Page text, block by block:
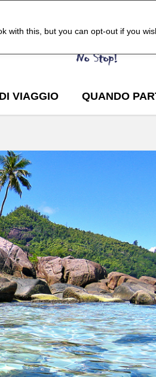
with this, but you can opt-out if you
VIAGGIO QUANDO